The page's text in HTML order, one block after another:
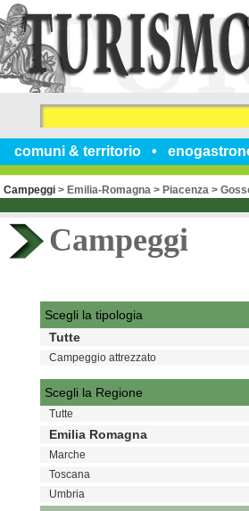
comuni & territorio
Campeggi > Emilia-Romagna > Piacenza >
Campeggi
Scegli la tipologia
Tutte
Campeggio attrezzato
Scegli la Regione
Tutte
Emilia Romagna
Marche
Toscana
Umbria